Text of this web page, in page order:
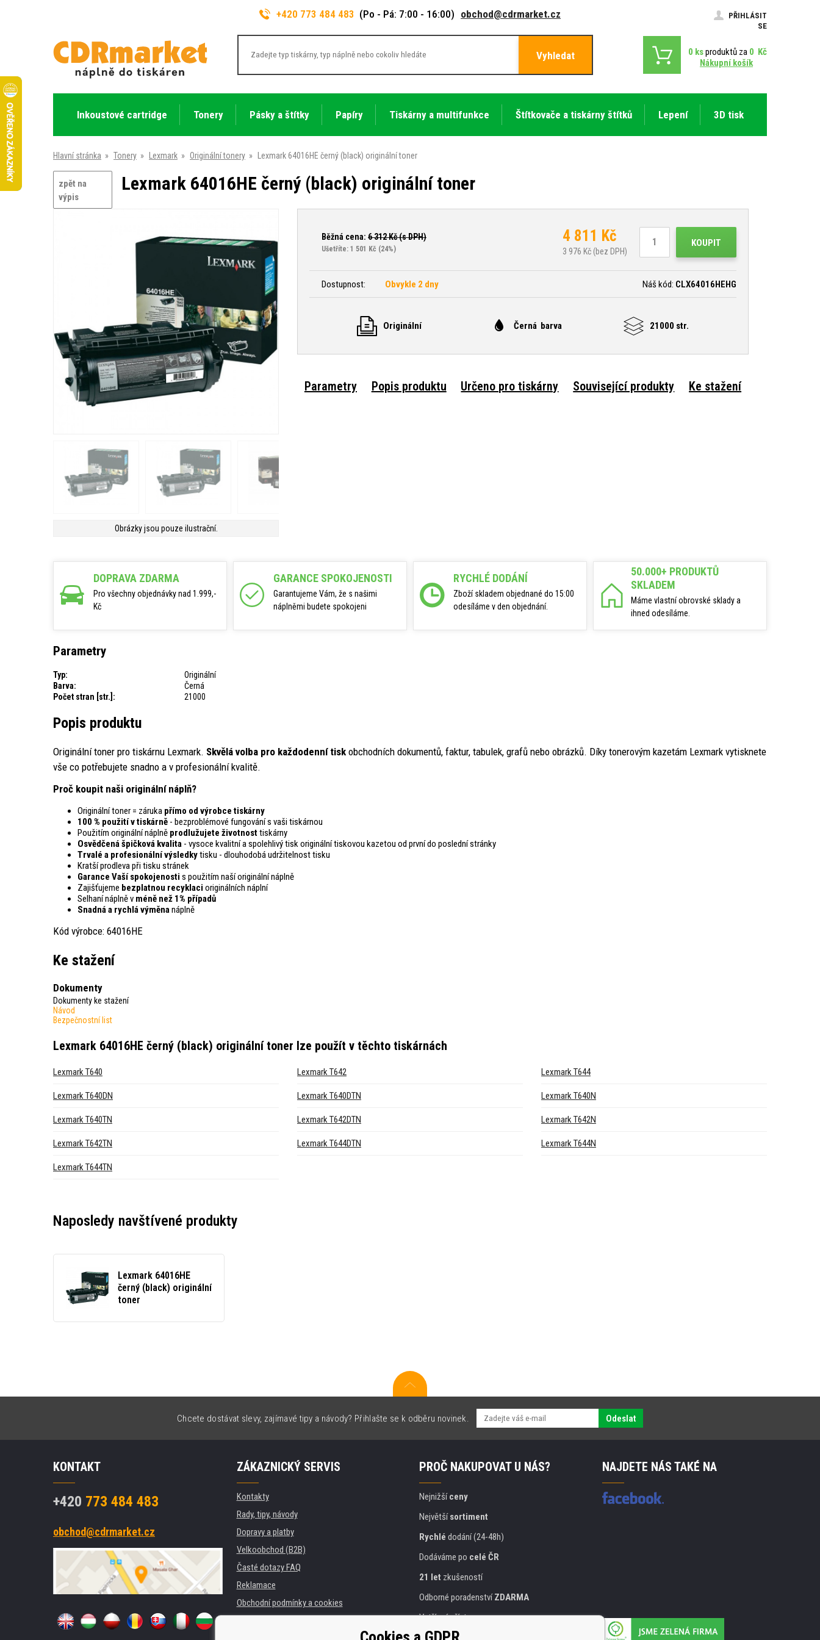
+420 773 484 483 (Po - Pá: 7:00 - 16:00) obchod@cdrmarket.cz
PŘIHLÁSIT
SE
Vyhledat 0 ksproduktů za 0 Kč
Nákupní košík
Inkoustové cartridge Tonery Pásky a štítky Papíry Tiskárny a multifunkce Štítkovače a tiskárny štítků Lepení 3D tisk
Hlavní stránka » Tonery » Lexmark » Originální tonery » Lexmark 64016HE černý (black) originální toner
zpět na
výpis
Lexmark 64016HE černý (black) originální toner
Obrázky jsou pouze ilustrační.
Běžná cena: 6 312Kč (s DPH)
Ušetříte: 1 501 Kč (24%)
4 811 Kč
3 976 Kč (bez DPH)
KOUPIT
Dostupnost: Obvykle 2 dny Náš kód: CLX64016HEHG
Originální Černá barva 21000 str.
Parametry Popis produktu Určeno pro tiskárny Související produkty Ke stažení
DOPRAVA ZDARMA
Pro všechny objednávky nad 1.999,-
Kč
GARANCE SPOKOJENOSTI
Garantujeme Vám, že s našimi
náplněmi budete spokojeni
RYCHLÉ DODÁNÍ
Zboží skladem objednané do 15:00
odesíláme v den objednání.
50.000+ PRODUKTŮ
SKLADEM
Máme vlastní obrovské sklady a
ihned odesíláme.
Parametry
Typ:
Originální
Barva:
Černá
Počet stran [str.]:
21000
Popis produktu
Originální toner pro tiskárnu Lexmark. Skvělá volba pro každodenní tisk obchodních dokumentů, faktur, tabulek, grafů nebo obrázků. Díky tonerovým kazetám Lexmark vytisknete
vše co potřebujete snadno a v profesionální kvalitě.
Proč koupit naši originální náplň?
Originální toner = záruka přímo od výrobce tiskárny
100 % použití v tiskárně - bezproblémové fungování s vaši tiskárnou
Použitím originální náplně prodlužujete životnosttiskárny
Osvědčená špičková kvalita - vysoce kvalitní a spolehlivý tisk originální tiskovou kazetou od první do poslední stránky
Trvalé a profesionální výsledkytisku - dlouhodobá udržitelnost tisku
Kratší prodleva při tisku stránek
Garance Vaší spokojenosti s použitím naší originální náplně
Zajišťujeme bezplatnou recyklaci originálních náplní
Selhaní náplně v méně než 1% případů
Snadná a rychlá výměnanáplně
Kód výrobce: 64016HE
Ke stažení
Dokumenty
Dokumenty ke stažení
Návod
Bezpečnostní list
Lexmark 64016HE černý (black) originální toner lze použít v těchto tiskárnách
Lexmark T640 Lexmark T642 Lexmark T644
Lexmark T640DN Lexmark T640DTN Lexmark T640N
Lexmark T640TN Lexmark T642DTN Lexmark T642N
Lexmark T642TN Lexmark T644DTN Lexmark T644N
Lexmark T644TN
Naposledy navštívené produkty
Lexmark 64016HE
černý (black) originální
toner
Chcete dostávat slevy, zajímavé tipy a návody? Přihlašte se k odběru novinek. Odeslat
KONTAKT
+420 773 484 483
obchod@cdrmarket.cz
ZÁKAZNICKÝ SERVIS
Kontakty
Rady, tipy, návody
Dopravy a platby
Velkoobchod (B2B)
Časté dotazy FAQ
Reklamace
Obchodní podmínky a cookies
PROČ NAKUPOVAT U NÁS?
Nejnižšíceny
Největšísortiment
Rychlé dodání (24-48h)
Dodáváme po celé ČR
21 let zkušeností
Odborné poradenstvíZDARMA
Vstřícný přístup
Zlatýcertifikát
NAJDETE NÁS TAKÉ NA